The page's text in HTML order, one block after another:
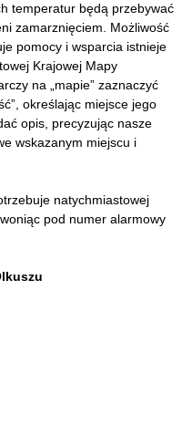
temperatur będą przebywać
zamarznięciem. Możliwość
pomocy i wsparcia istnieje
Krajowej Mapy
na „mapie” zaznaczyć
określając miejsce jego
opis, precyzując nasze
wskazanym miejscu i
natychmiastowej
pod numer alarmowy